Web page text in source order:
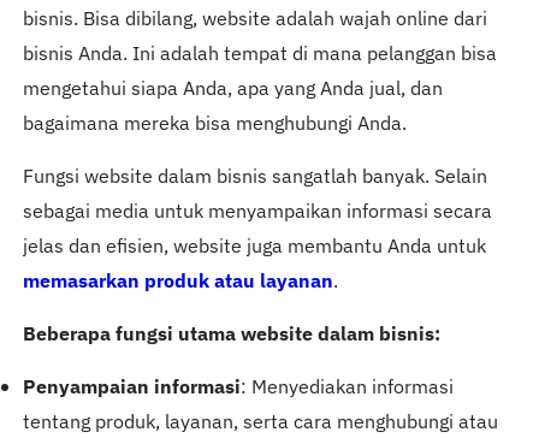
bisnis. Bisa dibilang, website adalah wajah online dari
bisnis Anda. Ini adalah tempat di mana pelanggan bisa
mengetahui siapa Anda, apa yang Anda jual, dan
bagaimana mereka bisa menghubungi Anda.
Fungsi website dalam bisnis sangatlah banyak. Selain
sebagai media untuk menyampaikan informasi secara
jelas dan efisien, website juga membantu Anda untuk
memasarkan produk atau layanan.
Beberapa fungsi utama website dalam bisnis:
Penyampaian informasi: Menyediakan informasi
tentang produk, layanan, serta cara menghubungi atau